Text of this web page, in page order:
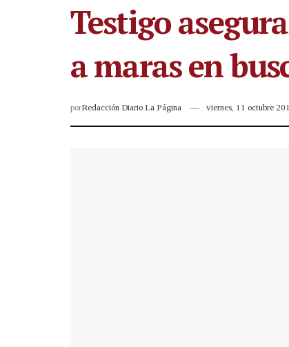
Testigo
a maras en
porRedacción Diario La Página viernes, 11 octubre